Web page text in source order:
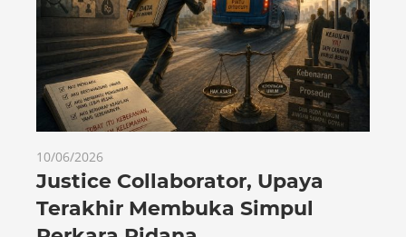
10/06/2026
Justice Collaborator, Upaya
Terakhir Membuka Simpul